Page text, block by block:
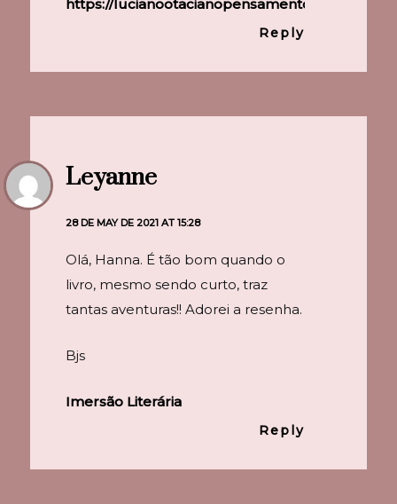
https://
Reply
Leyanne
28 DE MAY DE 2021 AT 15:28
Olá, Hanna. É tão bom quando o
livro, mesmo sendo curto, traz
tantas aventuras!! Adorei a resenha.
Bjs
Imersão Literária
Reply